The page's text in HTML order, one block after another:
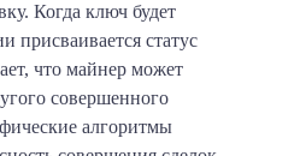
Когда ключ будет
присваивается статус
что майнер может
совершенного
алгоритмы